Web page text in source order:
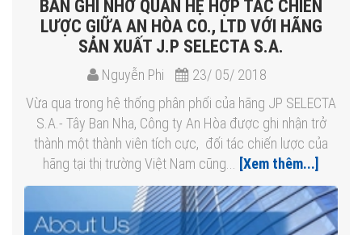
BẢN GHI NHỚ QUAN HỆ HỢP TÁC CHIẾN
LƯỢC GIỮA AN HÒA CO., LTD VỚI HÃNG
SẢN XUẤT J.P SELECTA S.A.
Nguyễn Phi
23/ 05/ 2018
Vừa qua trong hệ thống phân phối của hãng JP SELECTA
S.A.- Tây Ban Nha, Công ty An Hòa được ghi nhận trở
thành một thành viên tích cực, đối tác chiến lược của
hãng tại thị trường Việt Nam cũng...
[Xem thêm...]